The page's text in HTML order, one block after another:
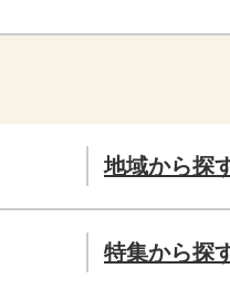
地域から探
特集から探